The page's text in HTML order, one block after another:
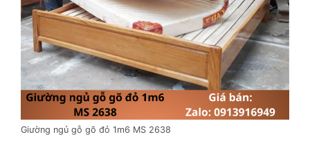
Giường ngủ gỗ gõ đỏ 1m6 MS 2638